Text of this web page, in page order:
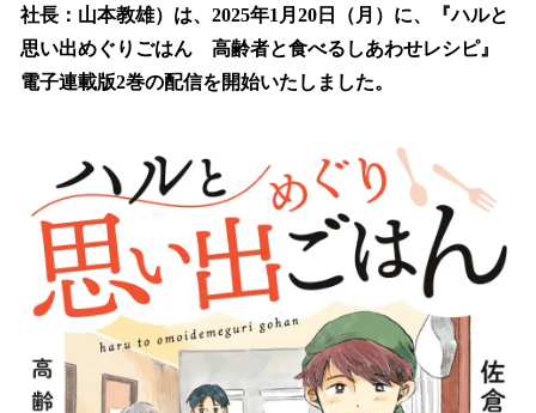
み
込
中
社長：山本教雄）は、2025年1月20日（月）に、『ハルと
思い出めぐりごはん 高齢者と食べるしあわせレシピ』
電子連載版2巻の配信を開始いたしました。